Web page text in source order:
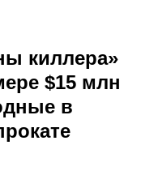
киллера»
$15 млн
в